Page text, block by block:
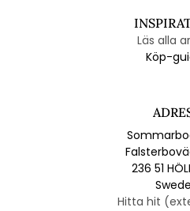
Läs alla
Köp-
236 51
Hitta hit